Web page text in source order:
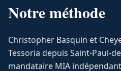
Notre méthode
Christopher Basquin et
Tessoria depuis Saint-Paul-
mandataire MIA